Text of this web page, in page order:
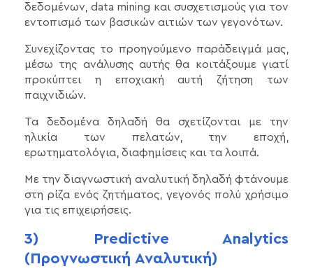
δεδομένων, data mining και συσχετισμούς για τον
εντοπισμό των βασικών αιτιών των γεγονότων.
Συνεχίζοντας το προηγούμενο παράδειγμά μας,
μέσω της ανάλυσης αυτής θα κοιτάξουμε γιατί
προκύπτει η εποχιακή αυτή ζήτηση των
παιχνιδιών.
Τα δεδομένα δηλαδή θα σχετίζονται με την
ηλικία των πελατών, την εποχή,
ερωτηματολόγια, διαφημίσεις και τα λοιπά.
Με την διαγνωστική αναλυτική δηλαδή φτάνουμε
στη ρίζα ενός ζητήματος, γεγονός πολύ χρήσιμο
για τις επιχειρήσεις.
3) Predictive Analytics
(Προγνωστική Αναλυτική)